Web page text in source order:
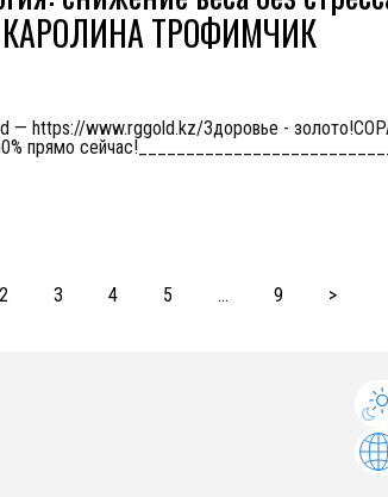
ТРОФИМЧИК
https://www.rggold.kz/Здоровье -
прямо
2 3 4 5 ... 9 >